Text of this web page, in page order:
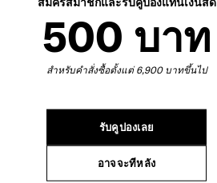
500 บาท
สำหรับคำสั่งซื้อตั้งแต่ 6,900 บาทขึ้นไป
รับคูปองเลย
อาจจะทีหลัง
ง หรือจะจ่ายตลาด